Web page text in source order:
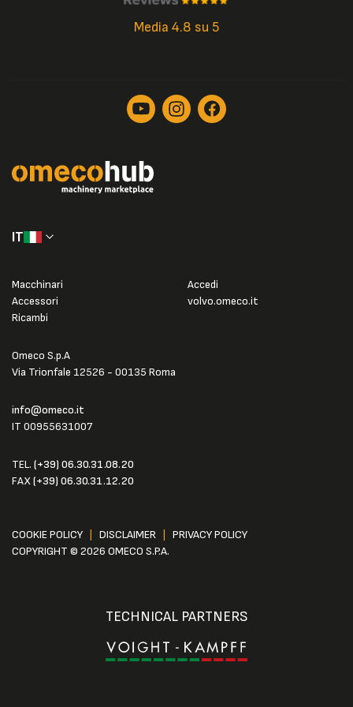
Media 4.8 su 5
IT
Omeco S.p.A
Via Trionfale 12526 - 00135 Roma
info@omeco.it
IT 00955631007
TEL. (+39) 06.30.31.08.20
FAX(+39) 06.30.31.12.20
Macchinari
Accessori
Ricambi
Accedi
volvo.omeco.it
COOKIE POLICY DISCLAIMER
PRIVACY POLICY
COPYRIGHT © 2026 OMECO S.P.A.
TECHNICAL PARTNERS